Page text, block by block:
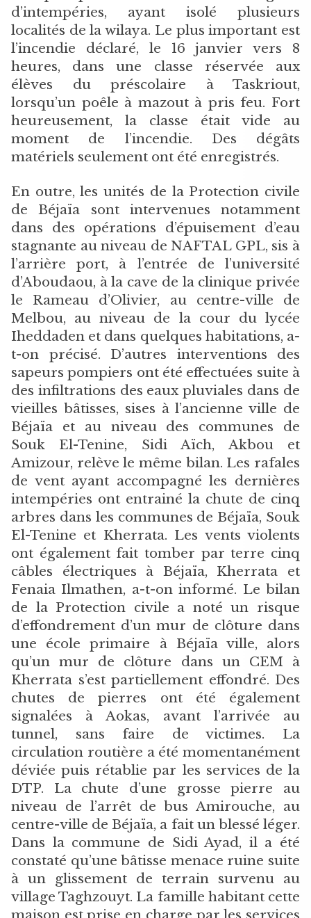
d’intempéries, ayant isolé plusieurs
localités de la wilaya. Le plus important est
l’incendie déclaré, le 16 janvier vers 8
heures, dans une classe réservée aux
élèves du préscolaire à Taskriout,
lorsqu’un poêle à mazout à pris feu. Fort
heureusement, la classe était vide au
moment de l’incendie. Des dégâts
matériels seulement ont été enregistrés.
En outre, les unités de la Protection civile
de Béjaïa sont intervenues notamment
dans des opérations d’épuisement d’eau
stagnante au niveau de NAFTAL GPL, sis à
l’arrière port, à l’entrée de l’université
d’Aboudaou, à la cave de la clinique privée
le Rameau d’Olivier, au centre-ville de
Melbou, au niveau de la cour du lycée
Iheddaden et dans quelques habitations, a-
t-on précisé. D’autres interventions des
sapeurs pompiers ont été effectuées suite à
des infiltrations des eaux pluviales dans de
vieilles bâtisses, sises à l’ancienne ville de
Béjaïa et au niveau des communes de
Souk El-Tenine, Sidi Aïch, Akbou et
Amizour, relève le même bilan. Les rafales
de vent ayant accompagné les dernières
intempéries ont entrainé la chute de cinq
arbres dans les communes de Béjaïa, Souk
El-Tenine et Kherrata. Les vents violents
ont également fait tomber par terre cinq
câbles électriques à Béjaïa, Kherrata et
Fenaia Ilmathen, a-t-on informé. Le bilan
de la Protection civile a noté un risque
d’effondrement d’un mur de clôture dans
une école primaire à Béjaïa ville, alors
qu’un mur de clôture dans un CEM à
Kherrata s’est partiellement effondré. Des
chutes de pierres ont été également
signalées à Aokas, avant l’arrivée au
tunnel, sans faire de victimes. La
circulation routière a été momentanément
déviée puis rétablie par les services de la
DTP. La chute d’une grosse pierre au
niveau de l’arrêt de bus Amirouche, au
centre-ville de Béjaïa, a fait un blessé léger.
Dans la commune de Sidi Ayad, il a été
constaté qu’une bâtisse menace ruine suite
à un glissement de terrain survenu au
village Taghzouyt. La famille habitant cette
maison est prise en charge par les services